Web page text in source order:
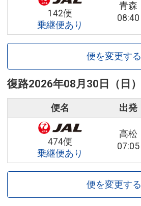
142便
乗継便あり
青森
08:40
便を変更する
復路2026年08月30日（日）
便名 出発
474便
乗継便あり
高松
07:05
便を変更する